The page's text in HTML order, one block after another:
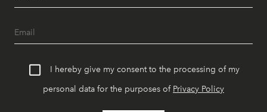
I hereby give my consent to the processing of my
personal data for the purposes of Privacy Policy